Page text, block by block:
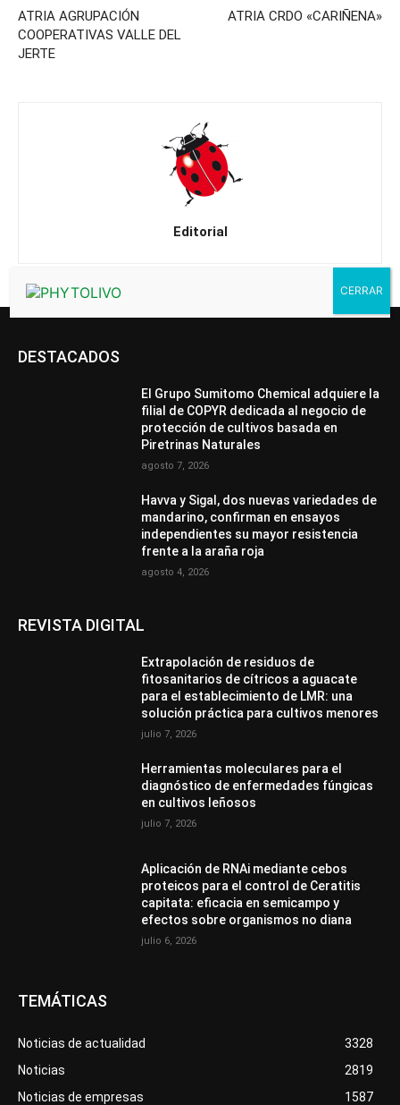
ATRIA AGRUPACIÓN
COOPERATIVAS VALLE DEL
JERTE
ATRIA CRDO «CARIÑENA»
Editorial
DESTACADOS
El Grupo Sumitomo Chemical adquiere la
filial de COPYR dedicada al negocio de
protección de cultivos basada en
Piretrinas Naturales
agosto 7, 2026
Havva y Sigal, dos nuevas variedades de
mandarino, confirman en ensayos
independientes su mayor resistencia
frente a la araña roja
agosto 4, 2026
REVISTA DIGITAL
Extrapolación de residuos de
fitosanitarios de cítricos a aguacate
para el establecimiento de LMR: una
solución práctica para cultivos menores
julio 7, 2026
Herramientas moleculares para el
diagnóstico de enfermedades fúngicas
en cultivos leñosos
julio 7, 2026
Aplicación de RNAi mediante cebos
proteicos para el control de Ceratitis
capitata: eficacia en semicampo y
efectos sobre organismos no diana
julio 6, 2026
TEMÁTICAS
Noticias de actualidad
3328
Noticias
2819
Noticias de empresas
1587